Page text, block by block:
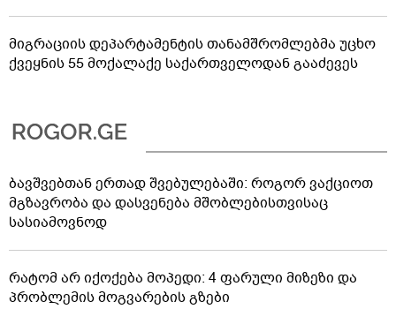
მიგრაციის დეპარტამენტის თანამშრომლებმა უცხო
ქვეყნის 55 მოქალაქე საქართველოდან გააძევეს
ბავშვებთან ერთად შვებულებაში: როგორ ვაქციოთ
მგზავრობა და დასვენება მშობლებისთვისაც
სასიამოვნოდ
რატომ არ იქოქება მოპედი: 4 ფარული მიზეზი და
პრობლემის მოგვარების გზები